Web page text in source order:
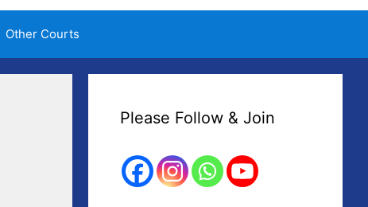
Other Courts
Please Follow & Join